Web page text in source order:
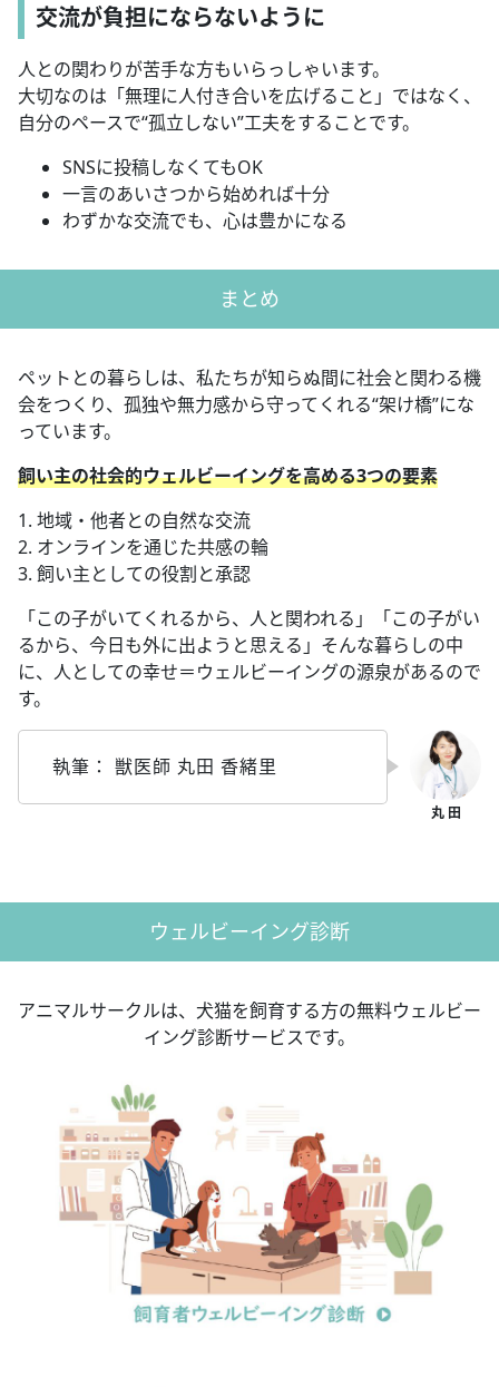
交流が負担にならないように
人との関わりが苦手な方もいらっしゃいます。
大切なのは「無理に人付き合いを広げること」ではなく、
自分のペースで“孤立しない”工夫をすることです。
SNSに投稿しなくてもOK
一言のあいさつから始めれば十分
わずかな交流でも、心は豊かになる
まとめ
ペットとの暮らしは、私たちが知らぬ間に社会と関わる機
会をつくり、孤独や無力感から守ってくれる“架け橋”にな
っています。
飼い主の社会的ウェルビーイングを高める3つの要素
1. 地域・他者との自然な交流
2. オンラインを通じた共感の輪
3. 飼い主としての役割と承認
「この子がいてくれるから、人と関われる」「この子がい
るから、今日も外に出ようと思える」そんな暮らしの中
に、人としての幸せ＝ウェルビーイングの源泉があるので
す。
執筆： 獣医師 丸田 香緒里
ウェルビーイング診断
アニマルサークルは、犬猫を飼育する方の無料ウェルビー
イング診断サービスです。